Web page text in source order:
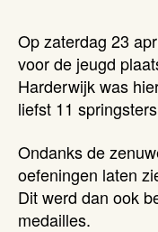
Op zaterdag 23
voor de jeugd
Harderwijk was
liefst 11
Ondanks de
oefeningen laten
Dit werd dan ook
medailles.